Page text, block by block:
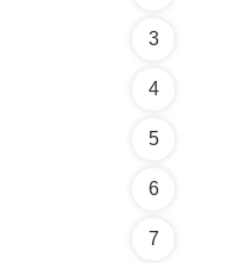
3
4
5
6
7